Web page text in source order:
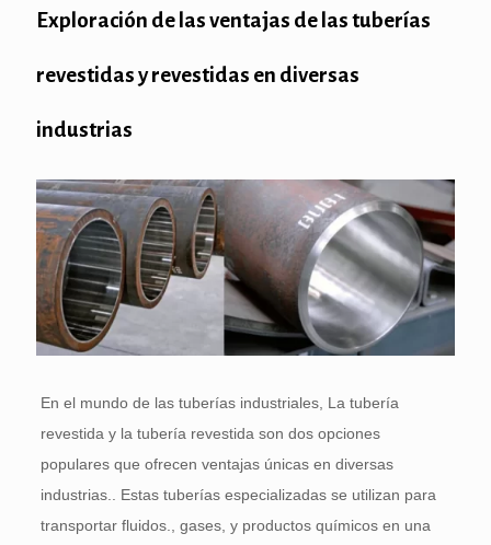
Exploración de las ventajas de las tuberías
revestidas y revestidas en diversas
industrias
En el mundo de las tuberías industriales, La tubería
revestida y la tubería revestida son dos opciones
populares que ofrecen ventajas únicas en diversas
industrias.. Estas tuberías especializadas se utilizan para
transportar fluidos., gases, y productos químicos en una